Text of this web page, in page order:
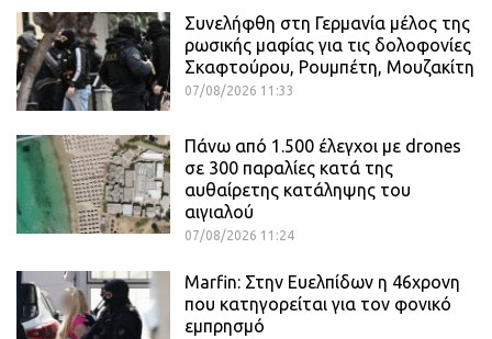
Συνελήφθη στη Γερμανία μέλος της
ρωσικής μαφίας για τις δολοφονίες
Σκαφτούρου, Ρουμπέτη, Μουζακίτη
07/08/2026 11:33
Πάνω από 1.500 έλεγχοι με drones
σε 300 παραλίες κατά της
αυθαίρετης κατάληψης του
αιγιαλού
07/08/2026 11:24
Marfin: Στην Ευελπίδων η 46χρονη
που κατηγορείται για τον φονικό
εμπρησμό